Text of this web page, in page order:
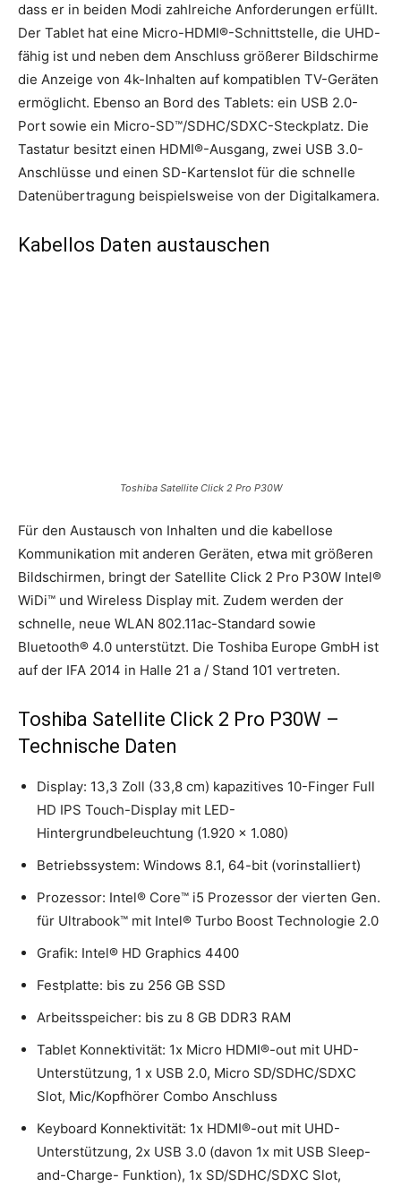
dass er in beiden Modi zahlreiche Anforderungen erfüllt.
Der Tablet hat eine Micro-HDMI®-Schnittstelle, die UHD-
fähig ist und neben dem Anschluss größerer Bildschirme
die Anzeige von 4k-Inhalten auf kompatiblen TV-Geräten
ermöglicht. Ebenso an Bord des Tablets: ein USB 2.0-
Port sowie ein Micro-SD™/SDHC/SDXC-Steckplatz. Die
Tastatur besitzt einen HDMI®-Ausgang, zwei USB 3.0-
Anschlüsse und einen SD-Kartenslot für die schnelle
Datenübertragung beispielsweise von der Digitalkamera.
Kabellos Daten austauschen
Toshiba Satellite Click 2 Pro P30W
Für den Austausch von Inhalten und die kabellose
Kommunikation mit anderen Geräten, etwa mit größeren
Bildschirmen, bringt der Satellite Click 2 Pro P30W Intel®
WiDi™ und Wireless Display mit. Zudem werden der
schnelle, neue WLAN 802.11ac-Standard sowie
Bluetooth® 4.0 unterstützt. Die Toshiba Europe GmbH ist
auf der IFA 2014 in Halle 21 a / Stand 101 vertreten.
Toshiba Satellite Click 2 Pro P30W –
Technische Daten
Display: 13,3 Zoll (33,8 cm) kapazitives 10-Finger Full
HD IPS Touch-Display mit LED-
Hintergrundbeleuchtung (1.920 x 1.080)
Betriebssystem: Windows 8.1, 64-bit (vorinstalliert)
Prozessor: Intel® Core™ i5 Prozessor der vierten Gen.
für Ultrabook™ mit Intel® Turbo Boost Technologie 2.0
Grafik: Intel® HD Graphics 4400
Festplatte: bis zu 256 GB SSD
Arbeitsspeicher: bis zu 8 GB DDR3 RAM
Tablet Konnektivität: 1x Micro HDMI®-out mit UHD-
Unterstützung, 1 x USB 2.0, Micro SD/SDHC/SDXC
Slot, Mic/Kopfhörer Combo Anschluss
Keyboard Konnektivität: 1x HDMI®-out mit UHD-
Unterstützung, 2x USB 3.0 (davon 1x mit USB Sleep-
and-Charge- Funktion), 1x SD/SDHC/SDXC Slot,